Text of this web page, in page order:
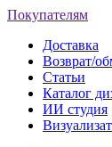
Покупателям
Доставка
Возврат/
Статьи
Каталог
ИИ студия